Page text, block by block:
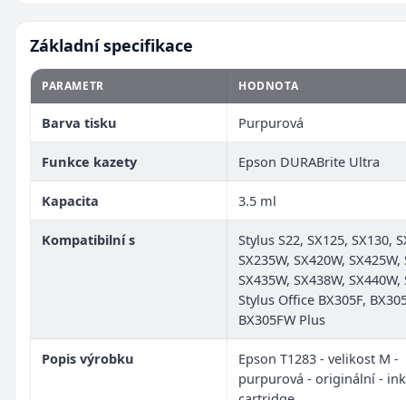
Základní specifikace
PARAMETR HODNOTA
Barva tisku Purpurová
Funkce kazety Epson DURABrite Ultra
Kapacita 3.5 ml
Kompatibilní s
Stylus S22, SX125, SX130,
SX235W, SX420W, SX425W,
SX435W, SX438W, SX440W,
Stylus Office BX305F,
BX305FW Plus
Popis výrobku
Epson T1283 - velikost M -
purpurová - originální -